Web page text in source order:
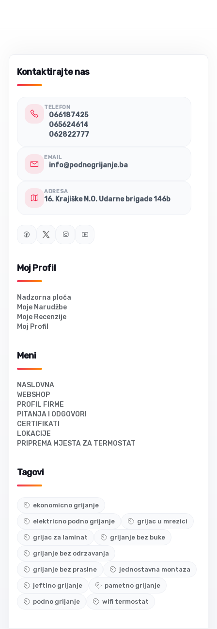
Kontaktirajte nas
TELEFON
066187425
065624614
062822777
EMAIL
info@podnogrijanje.ba
ADRESA
16. Krajiške N.O. Udarne brigade 146b
Moj Profil
Nadzorna ploča
Moje Narudžbe
Moje Recenzije
Moj Profil
Meni
NASLOVNA
WEBSHOP
PROFIL FIRME
PITANJA I ODGOVORI
CERTIFIKATI
LOKACIJE
PRIPREMA MJESTA ZA TERMOSTAT
Tagovi
ekonomicno grijanje
elektricno podno grijanje grijac u mrezici
grijac za laminat grijanje bez buke
grijanje bez odrzavanja
grijanje bez prasine jednostavna montaza
jeftino grijanje pametno grijanje
podno grijanje wifi termostat